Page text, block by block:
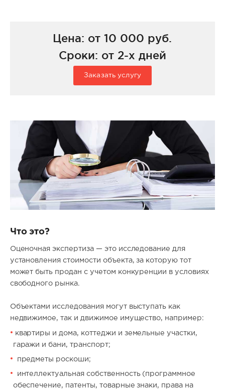
Цена: от 10 000 руб.
Сроки: от 2-х дней
Заказать услугу
Что это?
Оценочная экспертиза — это исследование для
установления стоимости объекта, за которую тот
может быть продан с учетом конкуренции в условиях
свободного рынка.
Объектами исследования могут выступать как
недвижимое, так и движимое имущество, например:
квартиры и дома, коттеджи и земельные участки,
гаражи и бани, транспорт;
предметы роскоши;
интеллектуальная собственность (программное
обеспечение, патенты, товарные знаки, права на